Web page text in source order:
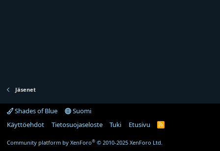
Jäsenet
Shades of Blue
Suomi
Käyttöehdot
Tietosuojaseloste Tuki Etusivu
R
Community platform by XenForo® © 2010-2025 XenForo Ltd.